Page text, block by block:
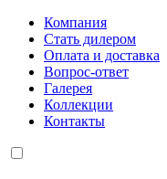
Компания
Стать дилером
Оплата и доставка
Вопрос-ответ
Галерея
Коллекции
Контакты